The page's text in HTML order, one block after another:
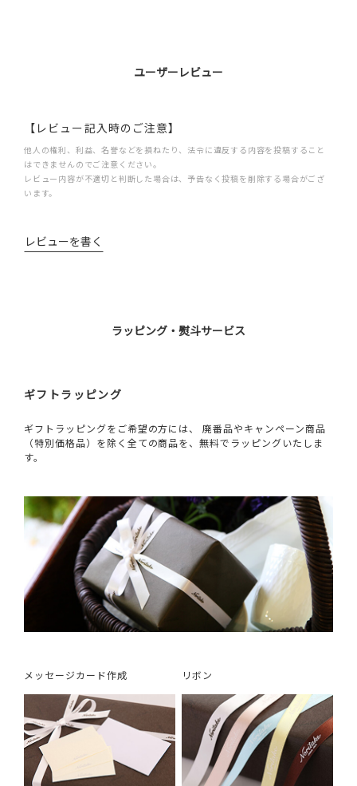
ユーザーレビュー
【レビュー記入時のご注意】
他人の権利、利益、名誉などを損ねたり、法令に違反する内容を投稿すること
はできませんのでご注意ください。
レビュー内容が不適切と判断した場合は、予告なく投稿を削除する場合がござ
います。
レビューを書く
ラッピング・熨斗サービス
ギフトラッピング
ギフトラッピングをご希望の方には、 廃番品やキャンペーン商品
（特別価格品）を除く全ての商品を、無料でラッピングいたしま
す。
メッセージカード作成 リボン